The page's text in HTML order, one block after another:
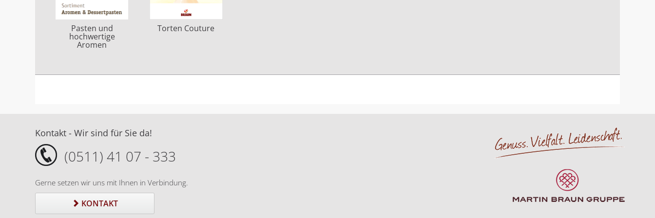
Pasten und
hochwertige
Aromen
Torten Couture
Kontakt - Wir sind für Sie da!
(0511) 41 07 - 333
Gerne setzen wir uns mit Ihnen in Verbindung.
KONTAKT